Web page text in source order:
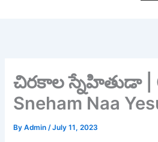
చిరకాల స్నేహితుడా |
Sneham Naa
ByAdmin/July 11, 2023